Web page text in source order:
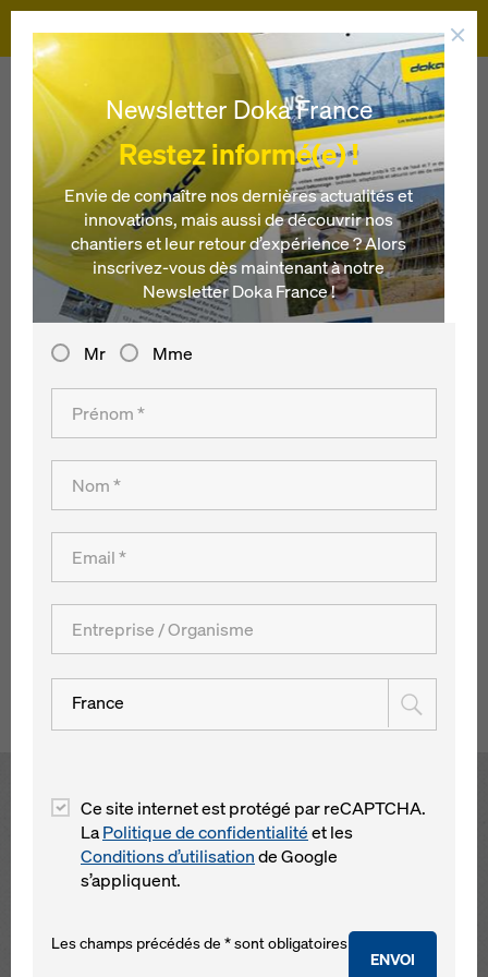
Doka
Doka Egnatia Odos- pont Metsovotikos
Egnatia Odos- pont
Metsovotikos
Grèce
Le pont Metsovotikos fait partie de l'autoroute la plus
moderne et la plus difficile à réaliser d'Europe, construite
par la société Pantechniki ATE en Grèce. L'équipe du
chantier a construit la plus haute pile de tous les ponts
grâce au coffrage autogrimpant SKE, à une cadence
moyenne de quatre jours. La tour d'escalier Doka a permis
d'accéder rapidement et sûrement au poste de travail situé
en hauteur.
Newsletter Doka France
Restez informé(e) !
Envie de connaître nos dernières actualités et
innovations, mais aussi de découvrir nos
chantiers et leur retour d’expérience ? Alors
inscrivez-vous dès maintenant à notre
Newsletter Doka France !
Mr Mme
France
Ce site internet est protégé par reCAPTCHA.
LaPolitique de confidentialitéet les
Conditions d’utilisationde Google
s’appliquent.
ENVOI
Les champs précédés de * sont obligatoires